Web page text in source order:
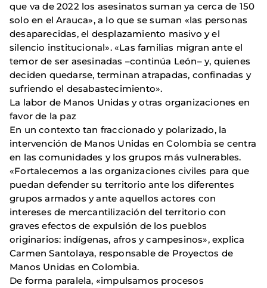
que va de 2022 los asesinatos suman ya cerca de 150
solo en el Arauca», a lo que se suman «las personas
desaparecidas, el desplazamiento masivo y el
silencio institucional». «Las familias migran ante el
temor de ser asesinadas –continúa León– y, quienes
deciden quedarse, terminan atrapadas, confinadas y
sufriendo el desabastecimiento».
La labor de Manos Unidas y otras organizaciones en
favor de la paz
En un contexto tan fraccionado y polarizado, la
intervención de Manos Unidas en Colombia se centra
en las comunidades y los grupos más vulnerables.
«Fortalecemos a las organizaciones civiles para que
puedan defender su territorio ante los diferentes
grupos armados y ante aquellos actores con
intereses de mercantilización del territorio con
graves efectos de expulsión de los pueblos
originarios: indígenas, afros y campesinos», explica
Carmen Santolaya, responsable de Proyectos de
Manos Unidas en Colombia.
De forma paralela, «impulsamos procesos